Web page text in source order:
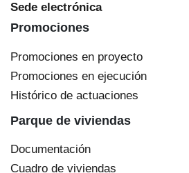
Sede electrónica
Promociones
Promociones en proyecto
Promociones en ejecución
Histórico de actuaciones
Parque de viviendas
Documentación
Cuadro de viviendas